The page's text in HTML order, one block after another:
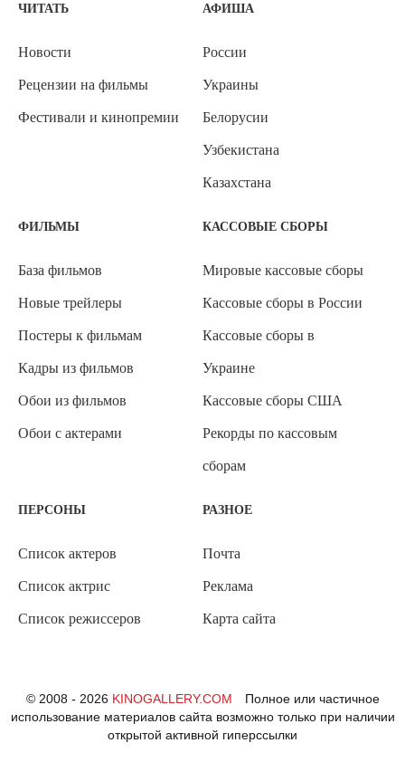
ЧИТАТЬ
Новости
Рецензии на фильмы
Фестивали и кинопремии
АФИША
России
Украины
Белорусии
Узбекистана
Казахстана
ФИЛЬМЫ
База фильмов
Новые трейлеры
Постеры к фильмам
Кадры из фильмов
Обои из фильмов
Обои с актерами
КАССОВЫЕ СБОРЫ
Мировые кассовые сборы
Кассовые сборы в России
Кассовые сборы в
Украине
Кассовые сборы США
Рекорды по кассовым
сборам
ПЕРСОНЫ
Список актеров
Список актрис
Список режиссеров
РАЗНОЕ
Почта
Реклама
Карта сайта
© 2008 - 2026 KINOGALLERY.COM
Полное или частичное
использование материалов сайта возможно только при наличии
открытой активной гиперссылки